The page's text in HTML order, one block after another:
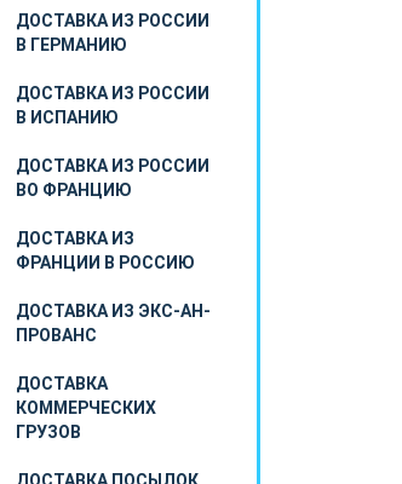
ДОСТАВКА ИЗ РОССИИ
В ГЕРМАНИЮ
ДОСТАВКА ИЗ РОССИИ
В ИСПАНИЮ
ДОСТАВКА ИЗ РОССИИ
ВО ФРАНЦИЮ
ДОСТАВКА ИЗ
ФРАНЦИИ В РОССИЮ
ДОСТАВКА ИЗ ЭКС-АН-
ПРОВАНС
ДОСТАВКА
КОММЕРЧЕСКИХ
ГРУЗОВ